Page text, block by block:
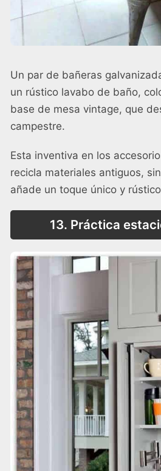
Un par de bañeras
un rústico lavabo de baño,
base de mesa vintage, que
campestre.
Esta inventiva en los
recicla materiales antiguos,
añade un toque único y
13. Práctica